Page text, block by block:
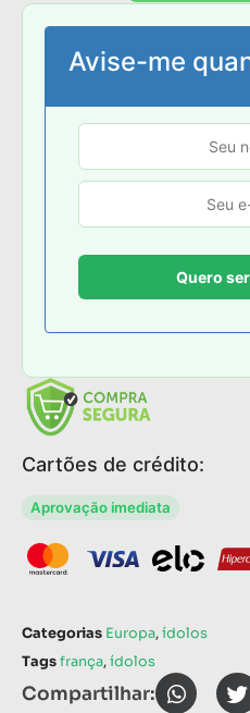
Avise-me
Cartões de crédito:
Aprovação imediata
Categorias Europa,ídolos
Tagsfrança,ídolos
Compartilhar: